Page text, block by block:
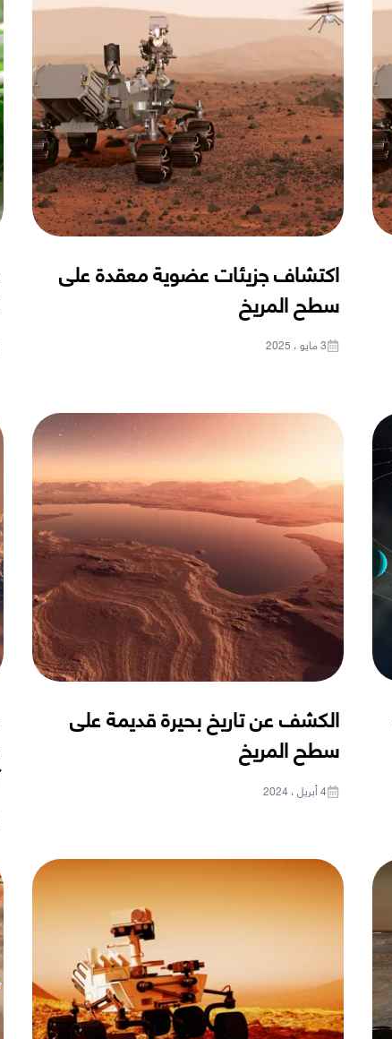
اكتشاف جزيئات عضوية معقدة على
سطح المريخ
3 مايو ، 2025
الكشف عن تاريخ بحيرة قديمة على
سطح المريخ
4 أبريل ، 2024